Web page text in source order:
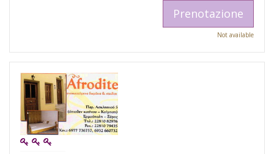
Prenotazione
Not available